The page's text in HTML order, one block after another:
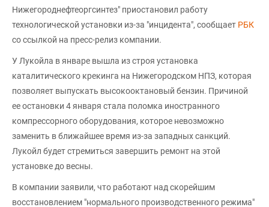
Нижегороднефтеоргсинтез" приостановил работу
технологической установки из-за "инцидента", сообщает РБК
со ссылкой на пресс-релиз компании.
У Лукойла в январе вышла из строя установка
каталитического крекинга на Нижегородском НПЗ, которая
позволяет выпускать высокооктановый бензин. Причиной
ее остановки 4 января стала поломка иностранного
компрессорного оборудования, которое невозможно
заменить в ближайшее время из-за западных санкций.
Лукойл будет стремиться завершить ремонт на этой
установке до весны.
В компании заявили, что работают над скорейшим
восстановлением "нормального производственного режима"